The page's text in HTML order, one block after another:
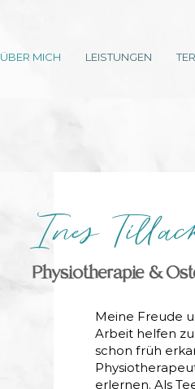
ÜBER MICH LEISTUNGEN
Ines
Physiotherapie &
Meine Freude
Arbeit helfen
schon früh
erlernen. Als